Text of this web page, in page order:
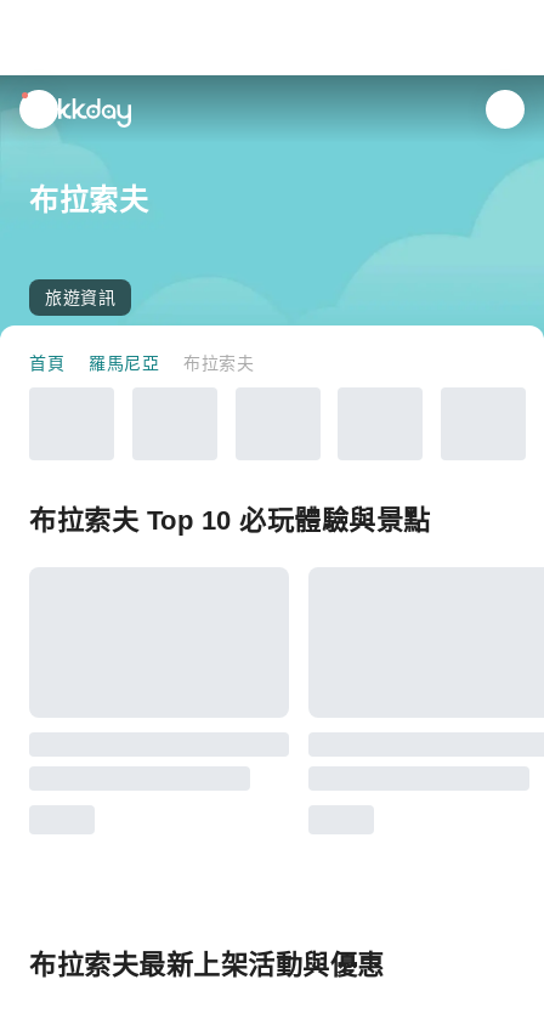
unread
notifications
布拉索夫
旅遊資訊
首頁 羅馬尼亞 布拉索夫
布拉索夫 Top 10 必玩體驗與景點
布拉索夫最新上架活動與優惠